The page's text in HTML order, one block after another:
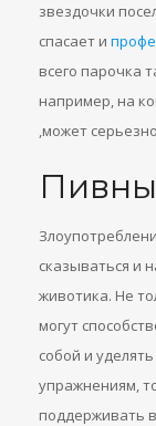
звездочки
спасает и
всего парочка
например, на
,может
сказываться и
животика. Не
могут
собой и
упражнениям,
поддерживать